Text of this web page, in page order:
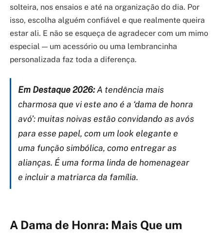
solteira, nos ensaios e até na organização do dia. Por
isso, escolha alguém confiável e que realmente queira
estar ali. E não se esqueça de agradecer com um mimo
especial — um acessório ou uma lembrancinha
personalizada faz toda a diferença.
Em Destaque 2026:A tendência mais
charmosa que vi este ano é a ‘dama de honra
avó’: muitas noivas estão convidando as avós
para esse papel, com um look elegante e
uma função simbólica, como entregar as
alianças. É uma forma linda de homenagear
e incluir a matriarca da família.
A Dama de Honra: Mais Que um